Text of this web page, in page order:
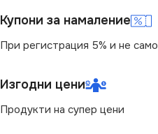
ПРЕДНАЗНАЧЕНИЕ
за Бюро
Купони за намаление
При регистрация 5% и не само
Изгодни цени
Продукти на супер цени